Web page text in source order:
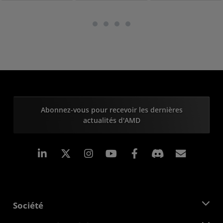
Abonnez-vous pour recevoir les dernières
actualités d'AMD
LinkedIn Instagram Facebook
Société